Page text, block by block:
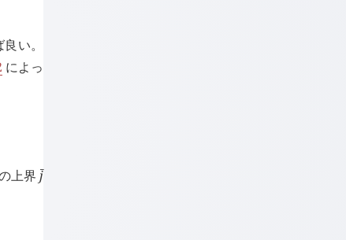
い。
によっ
上界󰔄
j